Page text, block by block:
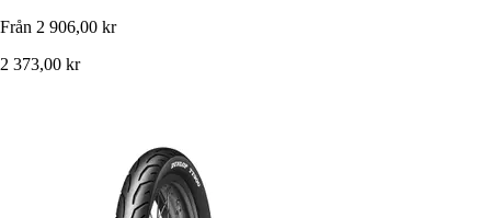
Från 2 906,00 kr
2 373,00 kr